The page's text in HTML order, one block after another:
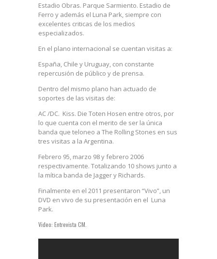
Estadio Obras. Parque Sarmiento. Estadio de
Ferro y además el Luna Park, siempre con
excelentes criticas de los medios
especializados.
En el plano internacional se cuentan visitas a:
España, Chile y Uruguay, con constante
repercusión de público y de prensa.
Dentro del mismo plano han actuado de
soportes de las visitas de:
AC /DC. Kiss. Die Toten Hosen entre otros, por
lo que cuenta con el merito de ser la única
banda que teloneo a The Rolling Stones en sus
tres visitas a la Argentina.
Febrero 95, marzo 98 y febrero 2006
respectivamente. Totalizando 10 shows junto a
la mítica banda de Jagger y Richards.
Finalmente en el 2011 presentaron “Vivo”, un
DVD en vivo de su presentación en el Luna
Park.
Video: Entrevista CM.